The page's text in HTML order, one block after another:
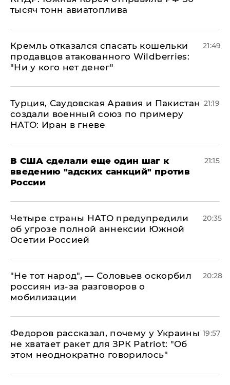
тысяч тонн авиатоплива
Кремль отказался спасать кошельки
продавцов атакованного Wildberries:
"Ни у кого нет денег"
21:49
Турция, Саудовская Аравия и Пакистан
создали военный союз по примеру
НАТО: Иран в гневе
21:19
В США сделали еще один шаг к
введению "адских санкций" против
России
21:15
Четыре страны НАТО предупредили
об угрозе полной аннексии Южной
Осетии Россией
20:35
​"Не тот народ", — Соловьев оскорбил
россиян из-за разговоров о
мобилизации
20:28
Федоров рассказал, почему у Украины
не хватает ракет для ЗРК Patriot: "Об
этом неоднократно говорилось"
19:57